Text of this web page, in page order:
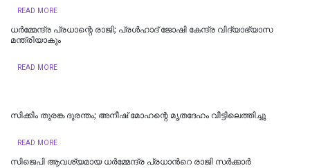
READ MORE
ധര്‍മ്മേന്ദ്ര പ്രധാന്റെ രാജി; പ്രള്‍ഹാദ് ജോഷി കേന്ദ്ര വിദ്യാഭ്യാസ
മന്ത്രിയാകും
READ MORE
സിക്കിം തുരങ്ക ​​​ദുരന്തം; അനീഷ്‌ മോഹന്റെ മൃതദേഹം വീട്ടിലെത്തിച്ചു
READ MORE
സിജെപി ആവശ്യമായ ധർമ്മേന്ദ്ര പ്രധാന്‍റെ രാജി സർക്കാർ